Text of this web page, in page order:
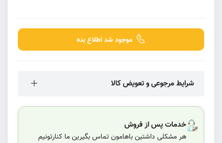
موجود شد اطلاع بده
شرایط مرجوعی و تعویض کالا
خدمات پس از فروش
هر مشکلی داشتین باهامون تماس بگیرین ما کنارتونیم